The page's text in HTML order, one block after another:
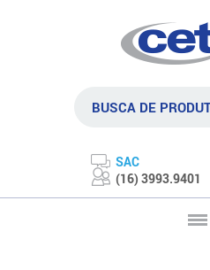
SAC
(16) 3993.9401